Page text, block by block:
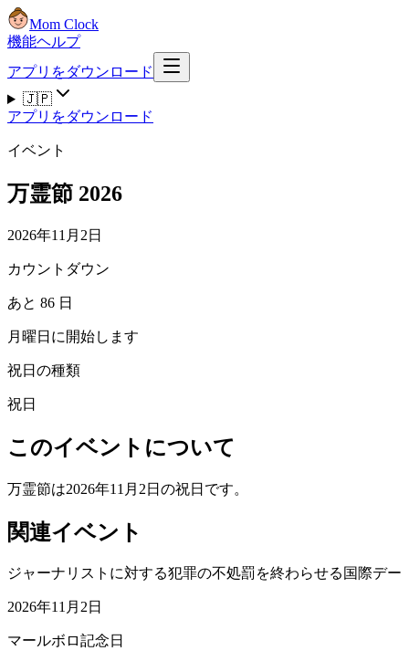
Mom Clock
機能ヘルプ
アプリをダウンロード
🇯🇵
アプリをダウンロード
イベント
万霊節 2026
2026年11月2日
カウントダウン
あと 86 日
月曜日に開始します
祝日の種類
祝日
このイベントについて
万霊節は2026年11月2日の祝日です。
関連イベント
ジャーナリストに対する犯罪の不処罰を終わらせる国際デー
2026年11月2日
マールボロ記念日